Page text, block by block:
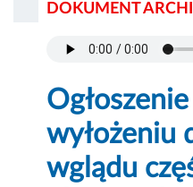
DOKUMENT
wyłożeniu
wglądu